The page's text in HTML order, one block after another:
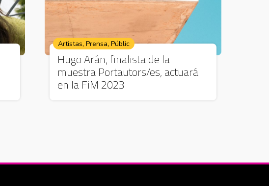
Artistas, Prensa, Públic
Hugo Arán, finalista de la
muestra Portautors/es, actuará
en la FiM 2023